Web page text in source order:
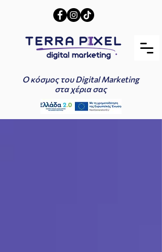
Ο κόσμος του Digital Marketing
στα χέρια σας